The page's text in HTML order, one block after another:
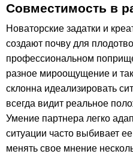
Совместимость в
Новаторские задатки и
создают почву для
профессиональном
разное мироощущение и
склонна идеализировать
всегда видит реальное
Умение партнера легко
ситуации часто выбивает
менять свое мнение